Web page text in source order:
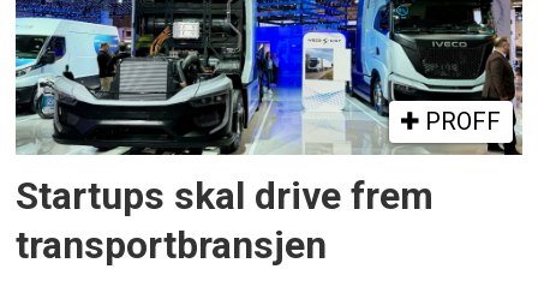
PROFF
Startups skal drive frem
transportbransjen